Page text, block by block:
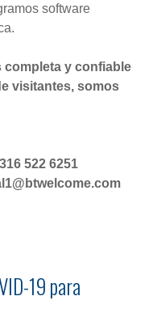
software
completa y confiable
visitantes, somos
522 6251
19 para